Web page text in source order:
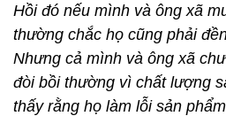
Hồi đó nếu mình và ông xã
thường chắc họ cũng phải
Nhưng cả mình và ông xã
đòi bồi thường vì chất lượng
thấy rằng họ làm lỗi sản